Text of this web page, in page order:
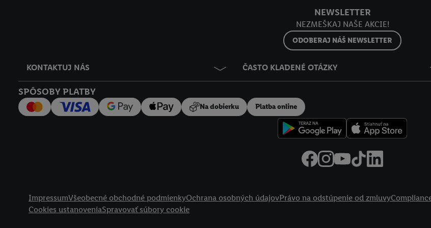
NEWSLETTER
NEZMEŠKAJ NAŠE AKCIE!
ODOBERAJ NÁŠ NEWSLETTER
KONTAKTUJ NÁS ČASTO KLADENÉ OTÁZKY
SPÔSOBY PLATBY
Na dobierku Platba online
ImpressumVšeobecné obchodné podmienkyOchrana osobných údajovPrávo na odstúpenie od zmluvy
Cookies ustanoveniaSpravovať súbory cookie